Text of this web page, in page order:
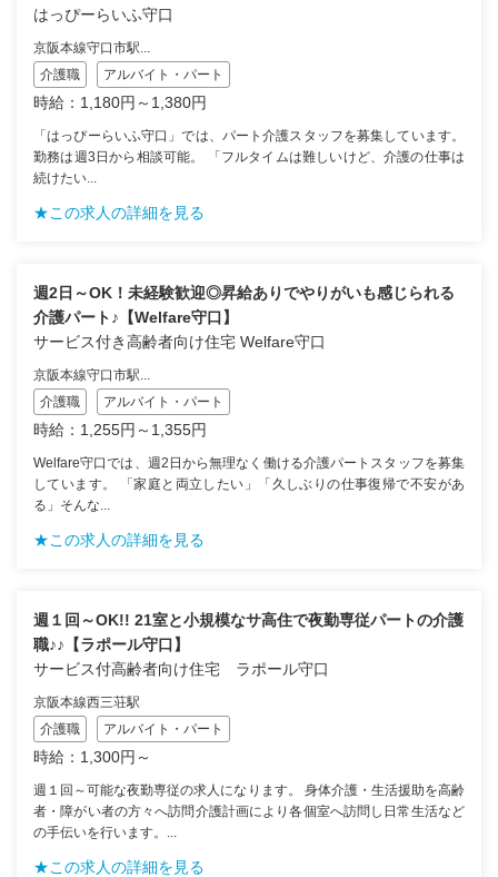
はっぴーらいふ守口
京阪本線守口市駅...
介護職
アルバイト・パート
時給：1,180円～1,380円
「はっぴーらいふ守口」では、パート介護スタッフを募集しています。
勤務は週3日から相談可能。 「フルタイムは難しいけど、介護の仕事は
続けたい...
★この求人の詳細を見る
週2日～OK！未経験歓迎◎昇給ありでやりがいも感じられる
介護パート♪【Welfare守口】
サービス付き高齢者向け住宅 Welfare守口
京阪本線守口市駅...
介護職
アルバイト・パート
時給：1,255円～1,355円
Welfare守口では、週2日から無理なく働ける介護パートスタッフを募集
しています。 「家庭と両立したい」「久しぶりの仕事復帰で不安があ
る」そんな...
★この求人の詳細を見る
週１回～OK!! 21室と小規模なサ高住で夜勤専従パートの介護
職♪♪【ラポール守口】
サービス付高齢者向け住宅 ラポール守口
京阪本線西三荘駅
介護職
アルバイト・パート
時給：1,300円～
週１回～可能な夜勤専従の求人になります。 身体介護・生活援助を高齢
者・障がい者の方々へ訪問介護計画により各個室へ訪問し日常生活など
の手伝いを行います。...
★この求人の詳細を見る